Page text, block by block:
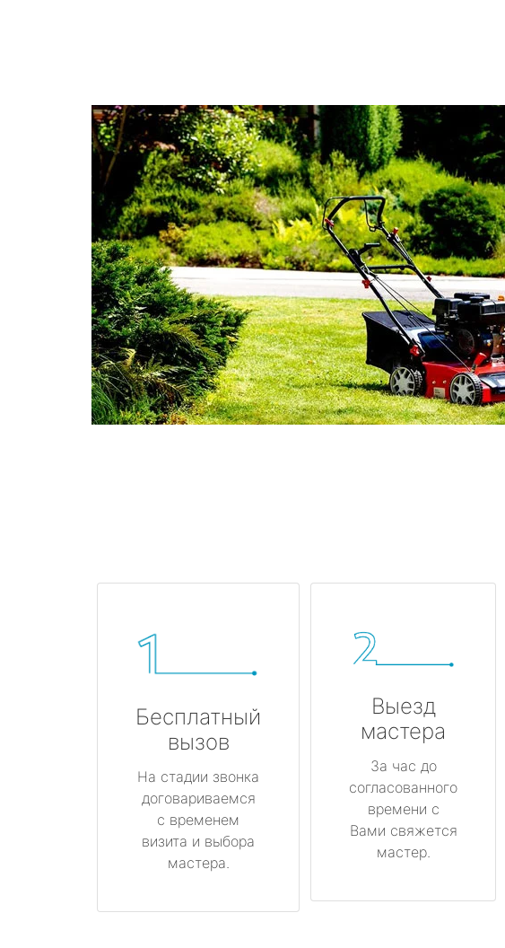
Бесплатный
вызов
На стадии звонка
договариваемся
с временем
визита и выбора
мастера.
Выезд
мастера
За час до
согласованного
времени с
Вами свяжется
мастер.